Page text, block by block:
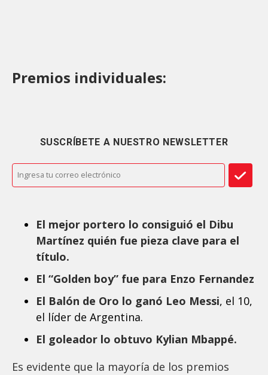
Premios individuales:
SUSCRÍBETE A NUESTRO NEWSLETTER
El mejor portero lo consiguió el Dibu
Martínez quién fue pieza clave para el
título.
El “Golden boy” fue para Enzo Fernandez
El Balón de Oro lo ganó Leo Messi, el 10,
el líder de Argentina.
El goleador lo obtuvo Kylian Mbappé.
Es evidente que la mayoría de los premios